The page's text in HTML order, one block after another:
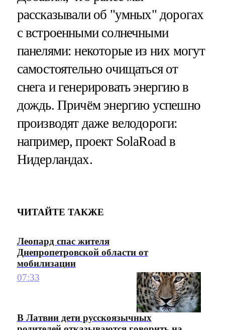
рассказывали об "умных" дорогах
с встроенными солнечными
панелями: некоторые из них могут
самостоятельно очищаться от
снега и генерировать энергию в
дождь. Причём энергию успешно
производят даже велодороги:
например, проект SolaRoad в
Нидерландах.
ЧИТАЙТЕ ТАКЖЕ
Леопард спас жителя
Днепропетровской области от
мобилизации
07:33
В Латвии дети русскоязычных